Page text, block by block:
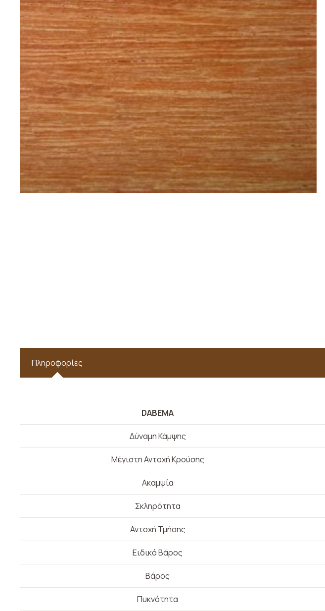
Πληροφορίες
DABEMA
Δύναμη Κάμψης
Μέγιστη Αντοχή Κρούσης
Ακαμψία
Σκληρότητα
Αντοχή Τμήσης
Ειδικό Βάρος
Βάρος
Πυκνότητα